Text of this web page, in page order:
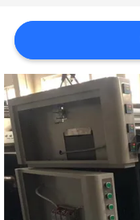
LIÊN
HỆ
CHÚNG
TÔI
TIN
TỨC